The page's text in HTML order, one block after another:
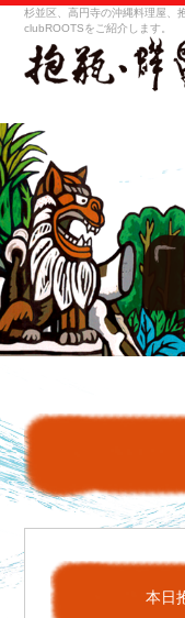
杉並区、高円寺の沖縄料理屋、
clubROOTSをご紹介します。
本日